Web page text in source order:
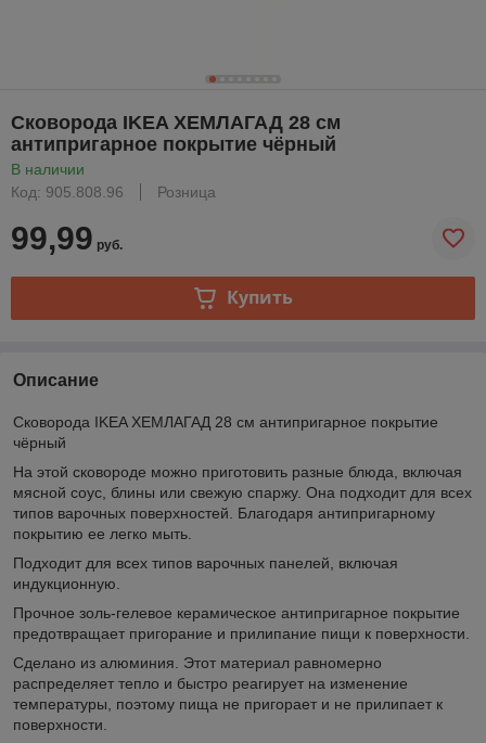
Сковорода IKEA ХЕМЛАГАД 28 см
антипригарное покрытие чёрный
В наличии
Код: 905.808.96
Розница
99,99 руб.
Купить
Описание
Сковорода IKEA ХЕМЛАГАД 28 см антипригарное покрытие
чёрный
На этой сковороде можно приготовить разные блюда, включая
мясной соус, блины или свежую спаржу. Она подходит для всех
типов варочных поверхностей. Благодаря антипригарному
покрытию ее легко мыть.
Подходит для всех типов варочных панелей, включая
индукционную.
Прочное золь-гелевое керамическое антипригарное покрытие
предотвращает пригорание и прилипание пищи к поверхности.
Сделано из алюминия. Этот материал равномерно
распределяет тепло и быстро реагирует на изменение
температуры, поэтому пища не пригорает и не прилипает к
поверхности.